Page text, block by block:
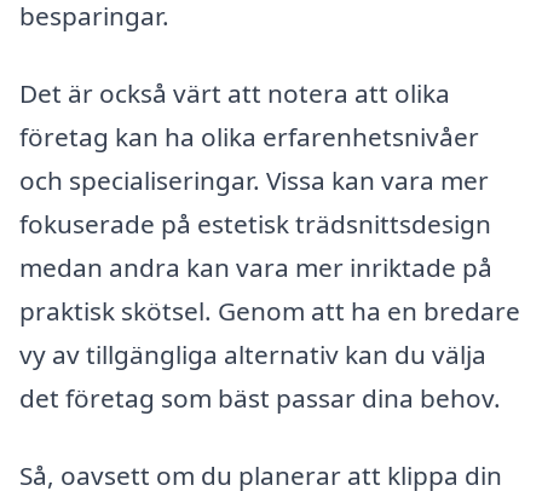
besparingar.
Det är också värt att notera att olika
företag kan ha olika erfarenhetsnivåer
och specialiseringar. Vissa kan vara mer
fokuserade på estetisk trädsnittsdesign
medan andra kan vara mer inriktade på
praktisk skötsel. Genom att ha en bredare
vy av tillgängliga alternativ kan du välja
det företag som bäst passar dina behov.
Så, oavsett om du planerar att klippa din